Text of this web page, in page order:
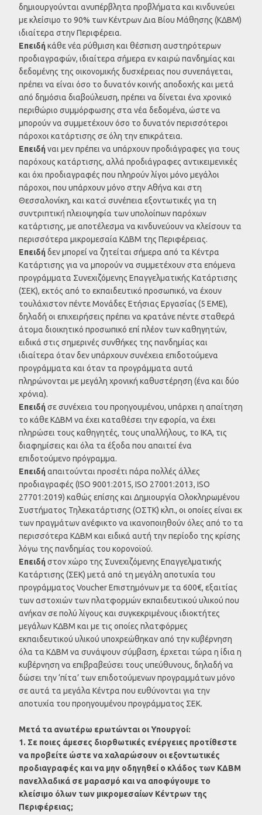
δημιουργούνται ανυπέρβλητα προβλήματα και κινδυνεύει
με κλείσιμο το 90% των Κέντρων Δια Βίου Μάθησης (ΚΔΒΜ)
ιδιαίτερα στην Περιφέρεια.
Επειδή κάθε νέα ρύθμιση και θέσπιση αυστηρότερων
προδιαγραφών, ιδιαίτερα σήμερα εν καιρώ πανδημίας και
δεδομένης της οικονομικής δυσχέρειας που συνεπάγεται,
πρέπει να είναι όσο το δυνατόν κοινής αποδοχής και μετά
από δημόσια διαβούλευση, πρέπει να δίνεται ένα χρονικό
περιθώριο συμμόρφωσης στα νέα δεδομένα, ώστε να
μπορούν να συμμετέχουν όσο το δυνατόν περισσότεροι
πάροχοι κατάρτισης σε όλη την επικράτεια.
Επειδή ναι μεν πρέπει να υπάρχουν προδιάγραφες για τους
παρόχους κατάρτισης, αλλά προδιάγραφες αντικειμενικές
και όχι προδιαγραφές που πληρούν λίγοι μόνο μεγάλοι
πάροχοι, που υπάρχουν μόνο στην Αθήνα και στη
Θεσσαλονίκη, και κατά́ συνέπεια εξοντωτικές για τη
συντριπτική́ πλειοψηφία των υπολοίπων παρόχων
κατάρτισης, με αποτέλεσμα να κινδυνεύουν να κλείσουν τα
περισσότερα μικρομεσαία ΚΔΒΜ της Περιφέρειας.
Επειδή δεν μπορεί να ζητείται σήμερα από τα Κέντρα
Κατάρτισης για να μπορούν να συμμετέχουν στα επόμενα
προγράμματα Συνεχιζόμενης Επαγγελματικής Κατάρτισης
(ΣΕΚ), εκτός από το εκπαιδευτικό προσωπικό, να έχουν
τουλάχιστον πέντε Μονάδες Ετήσιας Εργασίας (5 ΕΜΕ),
δηλαδή οι επιχειρήσεις πρέπει να κρατάνε πέντε σταθερά
άτομα διοικητικό προσωπικό επί πλέον των καθηγητών,
ειδικά στις σημερινές συνθήκες της πανδημίας και
ιδιαίτερα όταν δεν υπάρχουν συνέχεια επιδοτούμενα
προγράμματα και όταν τα προγράμματα αυτά
πληρώνονται με μεγάλη χρονική καθυστέρηση (ένα και δύο
χρόνια).
Επειδή σε συνέχεια του προηγουμένου, υπάρχει η απαίτηση
το κάθε ΚΔΒΜ να έχει καταθέσει την εφορία, να έχει
πληρώσει τους καθηγητές, τους υπαλλήλους, το ΙΚΑ, τις
διαφημίσεις και όλα τα έξοδα που απαιτεί ένα
επιδοτούμενο πρόγραμμα.
Επειδή απαιτούνται προσέτι πάρα πολλές άλλες
προδιαγραφές (ISO 9001:2015, ISO 27001:2013, ISO
27701:2019) καθώς επίσης και Δημιουργία Ολοκληρωμένου
Συστήματος Τηλεκατάρτισης (ΟΣΤΚ) κλπ., οι οποίες είναι εκ
των πραγμάτων ανέφικτο να ικανοποιηθούν όλες από το τα
περισσότερα ΚΔΒΜ και ειδικά αυτή την περίοδο της κρίσης
λόγω της πανδημίας του κορονοϊού.
Επειδή στον χώρο της Συνεχιζόμενης Επαγγελματικής
Κατάρτισης (ΣΕΚ) μετά από τη μεγάλη αποτυχία του
προγράμματος Voucher Επιστημόνων με τα 600€, εξαιτίας
των αστοχιών των πλατφορμών εκπαιδευτικού υλικού που
ανήκαν σε πολύ λίγους και συγκεκριμένους ιδιοκτήτες
μεγάλων ΚΔΒΜ και με τις οποίες πλατφόρμες
εκπαιδευτικού υλικού υποχρεώθηκαν από την κυβέρνηση
όλα τα ΚΔΒΜ να συνάψουν σύμβαση, έρχεται τώρα η ίδια η
κυβέρνηση να επιβραβεύσει τους υπεύθυνους, δηλαδή να
δώσει την ‘πίτα’ των επιδοτούμενων προγραμμάτων μόνο
σε αυτά τα μεγάλα Κέντρα που ευθύνονται για την
αποτυχία του προηγουμένου προγράμματος ΣΕΚ.
Μετά τα ανωτέρω ερωτώνται οι Υπουργοί:
1. Σε ποιες άμεσες διορθωτικές ενέργειες προτίθεστε
να προβείτε ώστε να χαλαρώσουν οι εξοντωτικές
προδιαγραφές και να μην οδηγηθεί ο κλάδος των ΚΔΒΜ
πανελλαδικά σε μαρασμό και να αποφύγουμε το
κλείσιμο όλων των μικρομεσαίων Κέντρων της
Περιφέρειας;